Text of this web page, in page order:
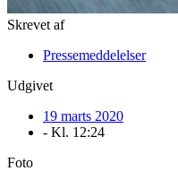
Skrevet af
Pressemeddelelser
Udgivet
19 marts 2020
- Kl. 12:24
Foto